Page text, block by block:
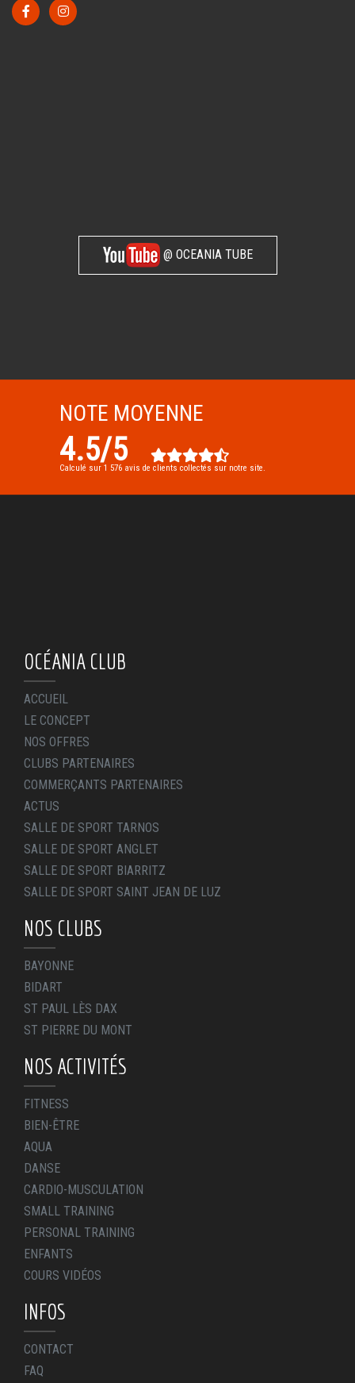
@ OCEANIA TUBE
NOTE MOYENNE
4.5/5
Calculé sur 1 576 avis de clients collectés sur notre site.
OCÉANIA CLUB
ACCUEIL
LE CONCEPT
NOS OFFRES
CLUBS PARTENAIRES
COMMERÇANTS PARTENAIRES
ACTUS
SALLE DE SPORT TARNOS
SALLE DE SPORT ANGLET
SALLE DE SPORT BIARRITZ
SALLE DE SPORT SAINT JEAN DE LUZ
NOS CLUBS
BAYONNE
BIDART
ST PAUL LÈS DAX
ST PIERRE DU MONT
NOS ACTIVITÉS
FITNESS
BIEN-ÊTRE
AQUA
DANSE
CARDIO-MUSCULATION
SMALL TRAINING
PERSONAL TRAINING
ENFANTS
COURS VIDÉOS
INFOS
CONTACT
FAQ